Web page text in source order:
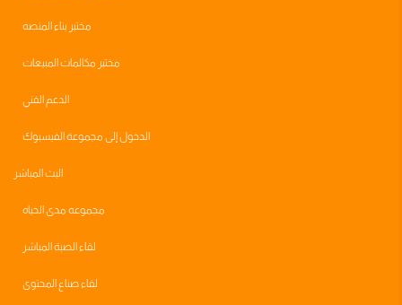
مختبر بناء المنصه
مختبر مكالمات المبيعات
الدعم الفني
الدخول إلى مجموعة الفيسبوك
البث المباشر
مجموعه مدى الحياه
لقاء الصبة المباشر
لقاء صناع المحتوى